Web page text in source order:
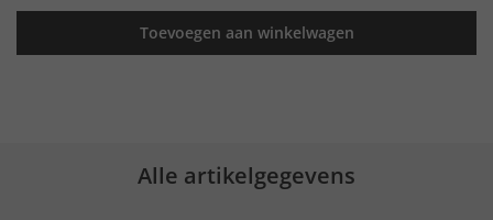
Toevoegen aan winkelwagen
Alle artikelgegevens